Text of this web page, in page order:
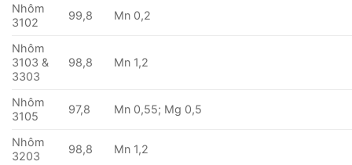
Nhôm
3102
99,8 Mn 0,2
Nhôm
3103 &
3303
98,8 Mn 1,2
Nhôm
3105
97,8 Mn 0,55; Mg 0,5
Nhôm
3203
98,8 Mn 1,2